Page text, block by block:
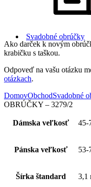
Svadobné obrúčky
Ako darček k novým
krabičku s taškou.
Odpoveď na vašu otázku
otázkach.
DomovObchodSvadobné
OBRÚČKY – 3279/2
Dámska veľkosť 45-
Pánska veľkosť 53-
Šírka štandard 3,1